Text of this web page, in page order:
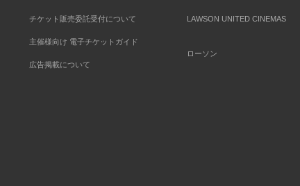
チケット販売委託受付について
主催様向け 電子チケットガイド
広告掲載について
LAWSON UNITED CINEMAS
ローソン